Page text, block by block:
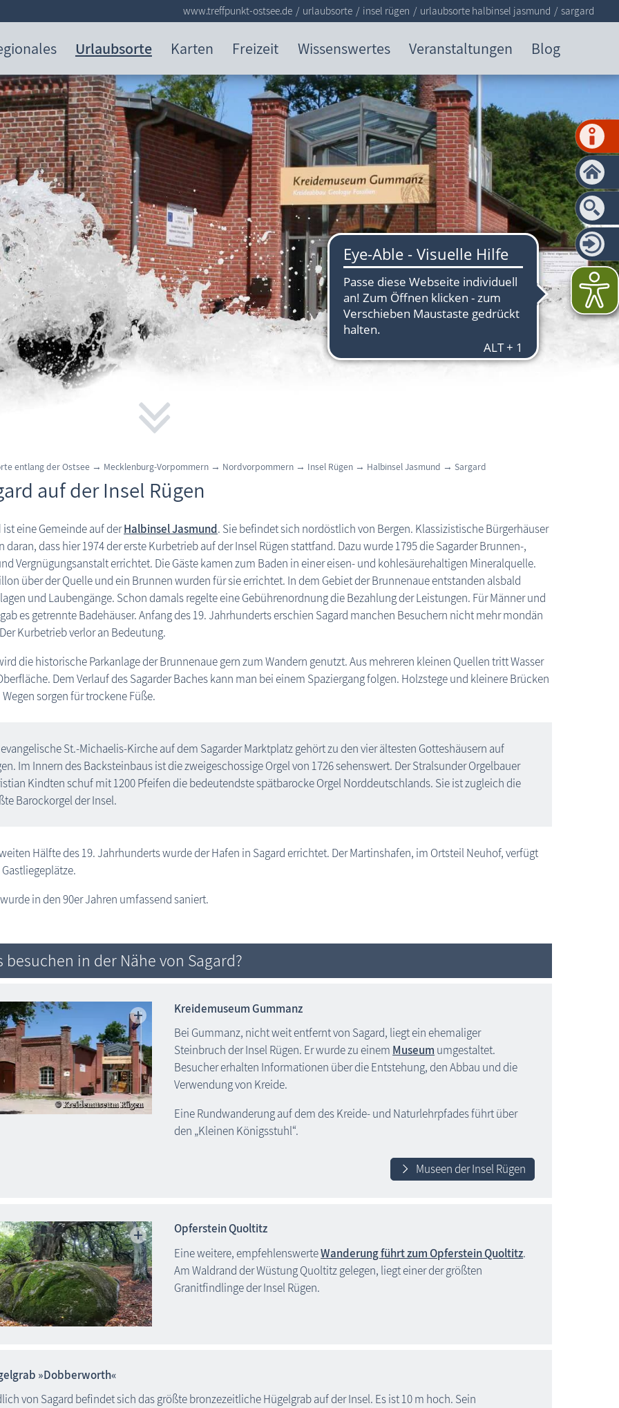
Urlaubsorte Karten Freizeit Wissenswertes Veranstaltungen Blog
www.treffpunkt-ostsee.de urlaubsorte insel rügen urlaubsorte halbinsel jasmund sargard
entlang der Ostsee → Mecklenburg-Vorpommern → Nordvorpommern → Insel Rügen → Halbinsel Jasmund → Sargard
auf der Insel Rügen
ist eine Gemeinde auf derHalbinsel Jasmund. Sie befindet sich nordöstlich von Bergen. Klassizistische Bürgerhäuser
daran, dass hier 1974 der erste Kurbetrieb auf der Insel Rügen stattfand. Dazu wurde 1795 die Sagarder Brunnen-,
Vergnügungsanstalt errichtet. Die Gäste kamen zum Baden in einer eisen- und kohlesäurehaltigen Mineralquelle.
über der Quelle und ein Brunnen wurden für sie errichtet. In dem Gebiet der Brunnenaue entstanden alsbald
und Laubengänge. Schon damals regelte eine Gebührenordnung die Bezahlung der Leistungen. Für Männer und
es getrennte Badehäuser. Anfang des 19. Jahrhunderts erschien Sagard manchen Besuchern nicht mehr mondän
Kurbetrieb verlor an Bedeutung.
die historische Parkanlage der Brunnenaue gern zum Wandern genutzt. Aus mehreren kleinen Quellen tritt Wasser
Dem Verlauf des Sagarder Baches kann man bei einem Spaziergang folgen. Holzstege und kleinere Brücken
sorgen für trockene Füße.
St.-Michaelis-Kirche auf dem Sagarder Marktplatz gehört zu den vier ältesten Gotteshäusern auf
Im Innern des Backsteinbaus ist die zweigeschossige Orgel von 1726 sehenswert. Der Stralsunder Orgelbauer
Kindten schuf mit 1200 Pfeifen die bedeutendste spätbarocke Orgel Norddeutschlands. Sie ist zugleich die
Barockorgel der Insel.
Hälfte des 19. Jahrhunderts wurde der Hafen in Sagard errichtet. Der Martinshafen, im Ortsteil Neuhof, verfügt
in den 90er Jahren umfassend saniert.
besuchen in der Nähe von Sagard?
Kreidemuseum Gummanz
Bei Gummanz, nicht weit entfernt von Sagard, liegt ein ehemaliger
Steinbruch der Insel Rügen. Er wurde zu einem Museum umgestaltet.
Besucher erhalten Informationen über die Entstehung, den Abbau und die
Verwendung von Kreide.
Eine Rundwanderung auf dem des Kreide- und Naturlehrpfades führt über
den „Kleinen Königsstuhl“.
Museen der Insel Rügen
Opferstein Quoltitz
Eine weitere, empfehlenswerteWanderung führt zum Opferstein Quoltitz.
Am Waldrand der Wüstung Quoltitz gelegen, liegt einer der größten
Granitfindlinge der Insel Rügen.
»Dobberworth«
von Sagard befindet sich das größte bronzezeitliche Hügelgrab auf der Insel. Es ist 10 m hoch. Sein